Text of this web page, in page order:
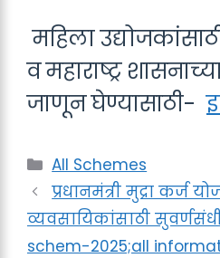
महिला
व महाराष्ट्र
जाणून घेण्यासाठी-
Categories
All Schemes
प्रधानमंत्री मुद्रा कर्ज
व्यवसायिकांसाठी
schem-2025;all